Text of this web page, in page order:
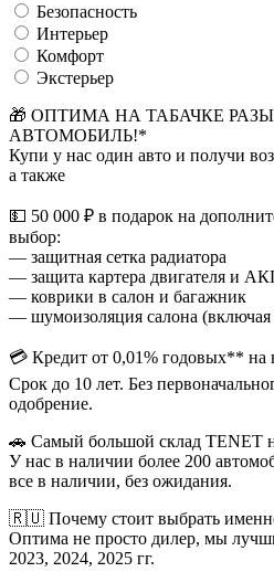
Безопасность
Интерьер
Комфорт
Экстерьер
🎁 ОПТИМА НА ТАБАЧКЕ
АВТОМОБИЛЬ!*
Купи у нас один авто и получи
а также
💵 50 000 ₽ в подарок на
выбор:
— защитная сетка радиатора
— защита картера двигателя и
— коврики в салон и багажник
— шумоизоляция салона (включая
💳 Кредит от 0,01% годовых** на
Срок до 10 лет. Без
одобрение.
🚗 Самый большой склад TENET
У нас в наличии более 200
все в наличии, без ожидания.
🇷🇺 Почему стоит выбрать
Оптима не просто дилер, мы
2023, 2024, 2025 гг.